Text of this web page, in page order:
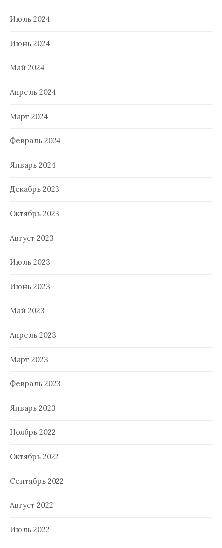
Июль 2024
Июнь 2024
Май 2024
Апрель 2024
Март 2024
Февраль 2024
Январь 2024
Декабрь 2023
Октябрь 2023
Август 2023
Июль 2023
Июнь 2023
Май 2023
Апрель 2023
Март 2023
Февраль 2023
Январь 2023
Ноябрь 2022
Октябрь 2022
Сентябрь 2022
Август 2022
Июль 2022